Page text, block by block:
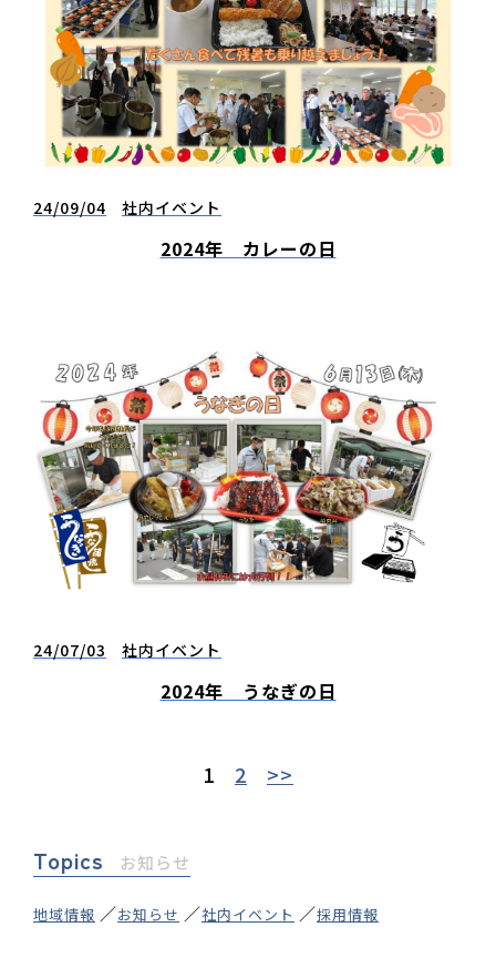
24/09/04 社内イベント
2024年 カレーの日
24/07/03 社内イベント
2024年 うなぎの日
1 2 >>
Topics お知らせ
地域情報 お知らせ 社内イベント 採用情報